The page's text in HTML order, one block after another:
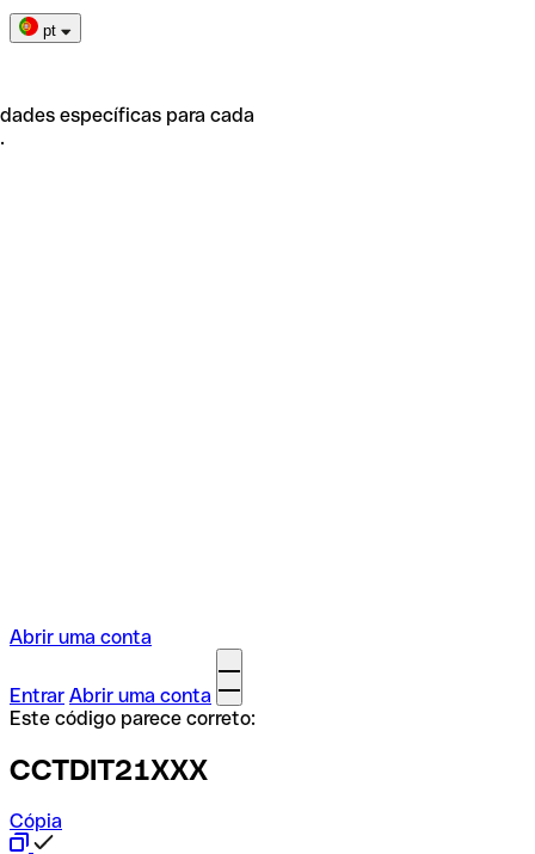
pt
específicas para cada
Abrir uma conta
Entrar Abrir uma conta
Este código parece correto:
CCTDIT21XXX
Cópia